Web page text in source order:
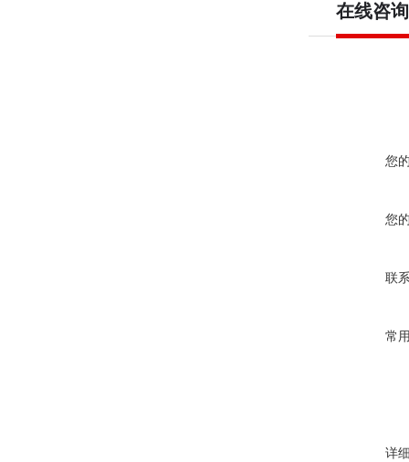
在线咨询
您
您
联
常
详